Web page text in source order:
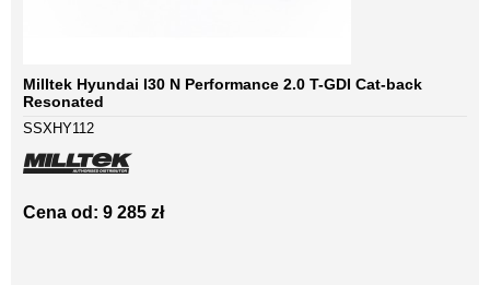
Milltek Hyundai I30 N Performance 2.0 T-GDI Cat-back
Resonated
SSXHY112
Cena od: 9 285 zł